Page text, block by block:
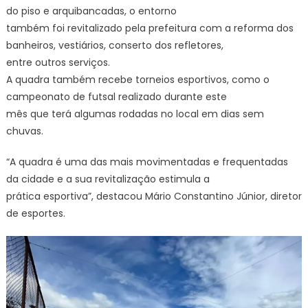
do piso e arquibancadas, o entorno
também foi revitalizado pela prefeitura com a reforma dos
banheiros, vestiários, conserto dos refletores,
entre outros serviços.
A quadra também recebe torneios esportivos, como o
campeonato de futsal realizado durante este
mês que terá algumas rodadas no local em dias sem
chuvas.
“A quadra é uma das mais movimentadas e frequentadas
da cidade e a sua revitalização estimula a
prática esportiva”, destacou Mário Constantino Júnior, diretor
de esportes.